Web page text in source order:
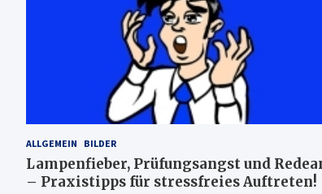
ALLGEMEIN BILDER
Lampenfieber, Prüfungsangst und
– Praxistipps für stressfreies Auftreten!